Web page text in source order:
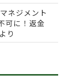
ネジメント
可に！返金
より